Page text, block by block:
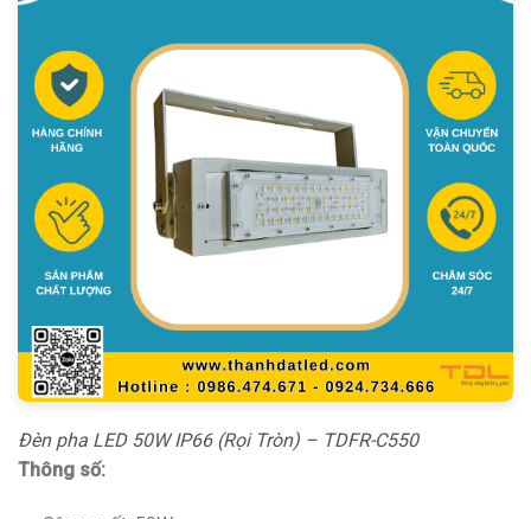
Đèn pha LED 50W IP66 (Rọi Tròn) – TDFR-C550
Thông số: